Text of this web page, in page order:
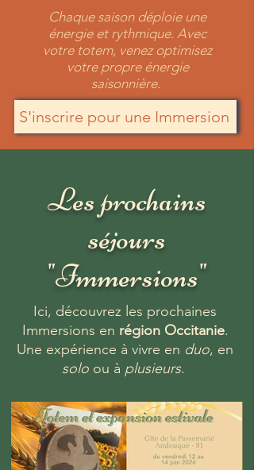
Chaque saison déploie une
énergie et rythmique. Avec
votre totem, venez optimisez
votre propre énergie
saisonnière.
S'inscrire pour une Immersion
Les prochains
séjours
"Immersions"
Ici, découvrez les prochaines
Immersions en région Occitanie.
Une expérience à vivre en duo, en
solo ou à plusieurs.